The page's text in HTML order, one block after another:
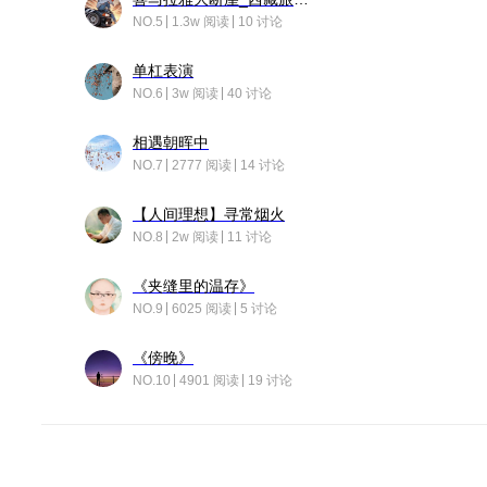
NO.5 1.3w 阅读 10 讨论
单杠表演
NO.6 3w 阅读 40 讨论
相遇朝晖中
NO.7 2777 阅读 14 讨论
【人间理想】寻常烟火
NO.8 2w 阅读 11 讨论
《夹缝里的温存》
NO.9 6025 阅读 5 讨论
《傍晚》
NO.10 4901 阅读 19 讨论